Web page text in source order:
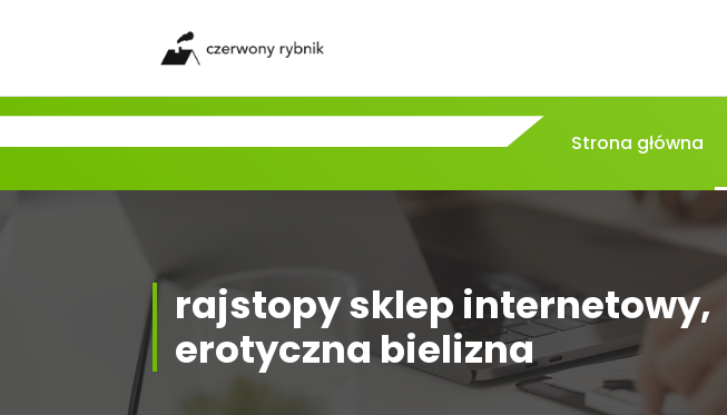
Strona główna
rajstopy sklep internetowy,
erotyczna bielizna